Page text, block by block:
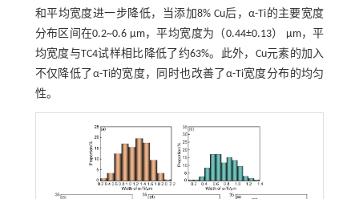
和平均宽度进一步降低，当添加8% Cu后，α-Ti的主要宽度
分布区间在0.2~0.6 μm，平均宽度为（0.44±0.13） μm，平
均宽度与TC4试样相比降低了约63%。此外，Cu元素的加入
不仅降低了α-Ti的宽度，同时也改善了α-Ti宽度分布的均匀
性。